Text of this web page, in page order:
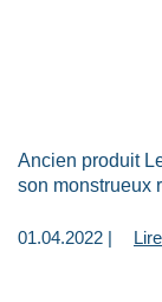
Ancien produit
son monstrueux
01.04.2022 |